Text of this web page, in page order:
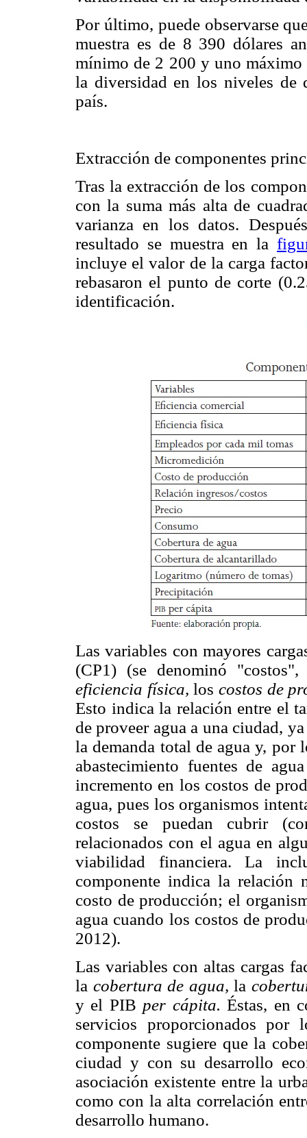
Por último, puede observarse
muestra es de 8 390 dólares
mínimo de 2 200 y uno
la diversidad en los niveles de
país.
Extracción de componentes
Tras la extracción de los
con la suma más alta de
varianza en los datos.
resultado se muestra en la
incluye el valor de la carga
rebasaron el punto de corte
identificación.
Las variables con mayores
(CP1) (se denominó
eficiencia física, loscostos de
Esto indica la relación entre el
de proveer agua a una ciudad,
la demanda total de agua y, por
abastecimiento fuentes de
incremento en los costos de
agua, pues los organismos
costos se puedan cubrir
relacionados con el agua en
viabilidad financiera. La
componente indica la relación
costo de producción; el
agua cuando los costos de
2012).
Las variables con altas cargas
la cobertura de agua, la
y el PIB per cápita. Éstas, en
servicios proporcionados por
componente sugiere que la
ciudad y con su desarrollo
asociación existente entre la
como con la alta correlación
desarrollo humano.